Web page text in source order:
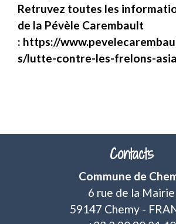
Retruvez toutes les
de la Pévèle Carembault
: https://
s/lutte-contre-les-frelons-
Contacts
Commune de
6 rue de la Mairie
59147 Chemy -